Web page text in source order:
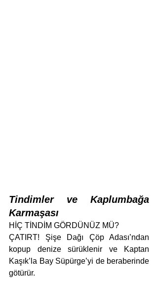
Tindimler ve Kaplumbağa
Karmaşası
HİÇ TİNDİM GÖRDÜNÜZ MÜ?
ÇATIRT! Şişe Dağı Çöp Adası’ndan
kopup denize sürüklenir ve Kaptan
Kaşık’la Bay Süpürge’yi de beraberinde
götürür.